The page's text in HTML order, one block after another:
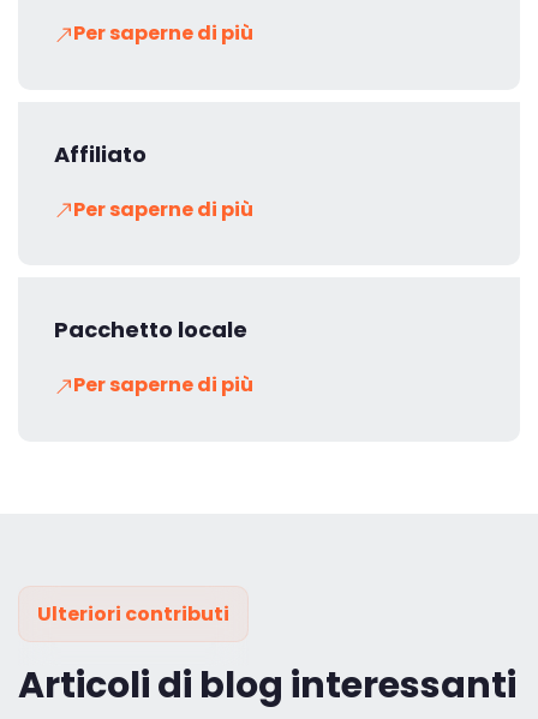
Per saperne di più
Affiliato
Per saperne di più
Pacchetto locale
Per saperne di più
Ulteriori contributi
Articoli di blog interessanti